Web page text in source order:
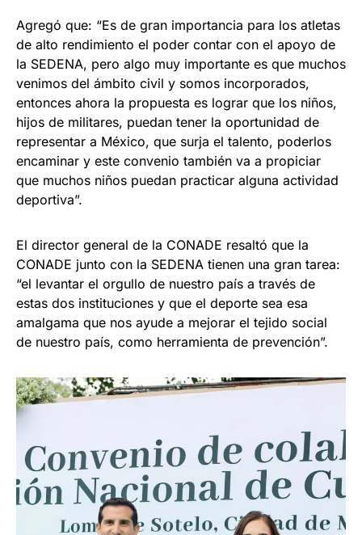
Agregó que: “Es de gran importancia para los atletas
de alto rendimiento el poder contar con el apoyo de
la SEDENA, pero algo muy importante es que muchos
venimos del ámbito civil y somos incorporados,
entonces ahora la propuesta es lograr que los niños,
hijos de militares, puedan tener la oportunidad de
representar a México, que surja el talento, poderlos
encaminar y este convenio también va a propiciar
que muchos niños puedan practicar alguna actividad
deportiva”.
El director general de la CONADE resaltó que la
CONADE junto con la SEDENA tienen una gran tarea:
“el levantar el orgullo de nuestro país a través de
estas dos instituciones y que el deporte sea esa
amalgama que nos ayude a mejorar el tejido social
de nuestro país, como herramienta de prevención”.